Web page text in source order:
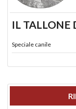
IL TALLONE
Speciale canile